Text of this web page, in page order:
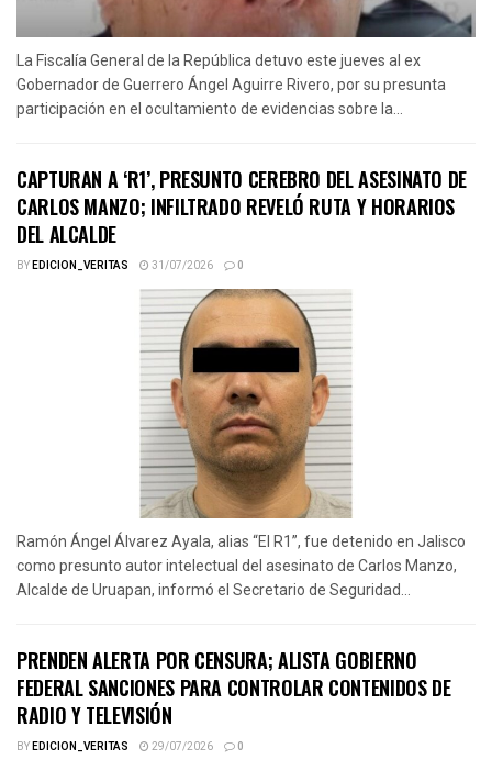
La Fiscalía General de la República detuvo este jueves al ex
Gobernador de Guerrero Ángel Aguirre Rivero, por su presunta
participación en el ocultamiento de evidencias sobre la...
CAPTURAN A ‘R1’, PRESUNTO CEREBRO DEL ASESINATO DE
CARLOS MANZO; INFILTRADO REVELÓ RUTA Y HORARIOS
DEL ALCALDE
BYEDICION_VERITAS 31/07/2026 0
Ramón Ángel Álvarez Ayala, alias “El R1”, fue detenido en Jalisco
como presunto autor intelectual del asesinato de Carlos Manzo,
Alcalde de Uruapan, informó el Secretario de Seguridad...
PRENDEN ALERTA POR CENSURA; ALISTA GOBIERNO
FEDERAL SANCIONES PARA CONTROLAR CONTENIDOS DE
RADIO Y TELEVISIÓN
BYEDICION_VERITAS 29/07/2026 0